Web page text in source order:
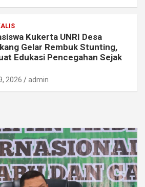
Kukerta UNRI Desa
Gelar Rembuk Stunting,
Edukasi Pencegahan Sejak
2026 admin